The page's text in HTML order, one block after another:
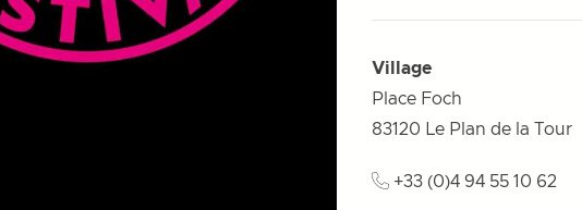
Village
Place Foch
83120 Le Plan de la Tour
+33 (0)4 94 55 10 62